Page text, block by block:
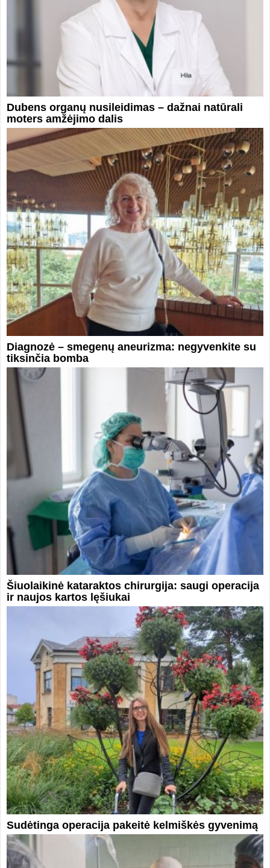
Dubens organų nusileidimas – dažnai natūrali
moters amžėjimo dalis
Diagnozė – smegenų aneurizma: negyvenkite su
tiksinčia bomba
Šiuolaikinė kataraktos chirurgija: saugi operacija
ir naujos kartos lęšiukai
Sudėtinga operacija pakeitė kelmiškės gyvenimą